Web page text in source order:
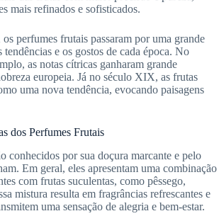
mais refinados e sofisticados.
perfumes frutais passaram por uma grande
e os gostos de cada época. No
as notas cítricas ganharam grande
europeia. Já no século XIX, as frutas
uma nova tendência, evocando paisagens
dos Perfumes Frutais
conhecidos por sua doçura marcante e pelo
Em geral, eles apresentam uma combinação
com frutas suculentas, como pêssego,
mistura resulta em fragrâncias refrescantes e
uma sensação de alegria e bem-estar.